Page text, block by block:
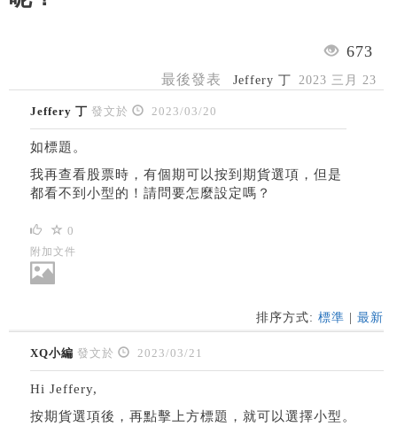
673
最後發表 Jeffery 丁 2023 三月 23
Jeffery 丁 發文於 2023/03/20
如標題。
我再查看股票時，有個期可以按到期貨選項，但是
都看不到小型的！請問要怎麼設定嗎？
0
附加文件
排序方式: 標準 最新
XQ小編 發文於 2023/03/21
Hi Jeffery,
按期貨選項後，再點擊上方標題，就可以選擇小型。